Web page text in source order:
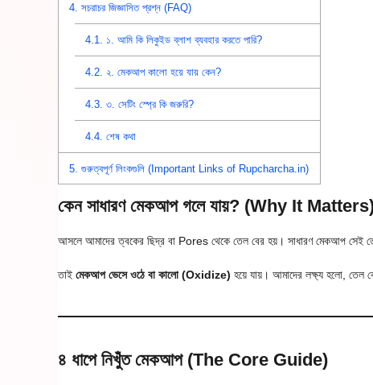
4. সচরাচর জিজ্ঞাসিত প্রশ্ন (FAQ)
4.1. ১. আমি কি লিকুইড ব্লাশ ব্যবহার করতে পারি?
4.2. ২. মেকআপ কালো হয়ে যায় কেন?
4.3. ৩. সেটিং স্প্রে কি জরুরি?
4.4. শেষ কথা
5. গুরুত্বপূর্ণ লিংকগুলি (Important Links of Rupcharcha.in)
কেন সাধারণ মেকআপ গলে যায়? (Why It
আসলে আমাদের ত্বকের ছিদ্র বা Pores থেকে তেল বের হয়। সাধারণ মেকআপ সেই
তাই মেকআপ ভেসে ওঠে বা কালো (Oxidize) হয়ে যায়। আমাদের লক্ষ্য হলো, তেল
৪ ধাপে নিখুঁত মেকআপ (The Core Guide)